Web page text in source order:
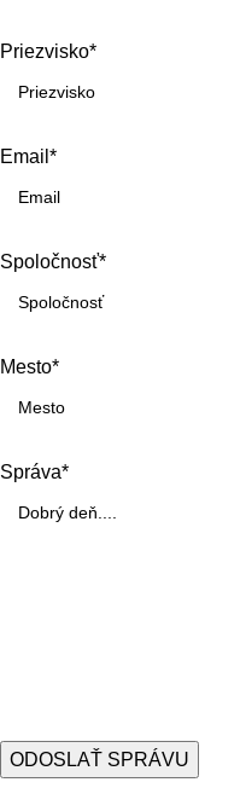
Priezvisko*
Email*
Spoločnosť*
Mesto*
Správa*